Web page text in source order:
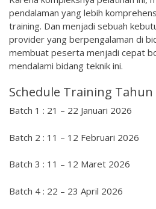
pendalaman yang lebih
training. Dan menjadi sebuah
provider yang berpengalaman di
membuat peserta menjadi cepat
mendalami bidang teknik ini.
Schedule Training Tahun
Batch 1 : 21 – 22 Januari 2026
Batch 2 : 11 – 12 Februari 2026
Batch 3 : 11 – 12 Maret 2026
Batch 4 : 22 – 23 April 2026